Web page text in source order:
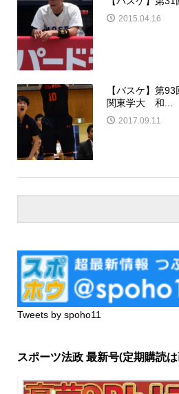
2015.04.16
【バスケ】第
関東学大 和...
2017.09.11
Tweets by spoho11
スポーツ法政 最新号(定期購読